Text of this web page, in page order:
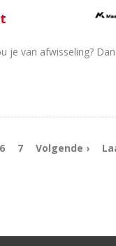
je van afwisseling?
6 7 Volgende ›